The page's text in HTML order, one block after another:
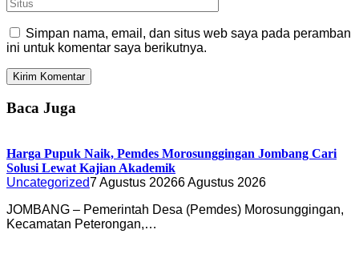
Simpan nama, email, dan situs web saya pada peramban
ini untuk komentar saya berikutnya.
Baca Juga
Harga Pupuk Naik, Pemdes Morosunggingan Jombang Cari
Solusi Lewat Kajian Akademik
Uncategorized7 Agustus 20266 Agustus 2026
JOMBANG – Pemerintah Desa (Pemdes) Morosunggingan,
Kecamatan Peterongan,…